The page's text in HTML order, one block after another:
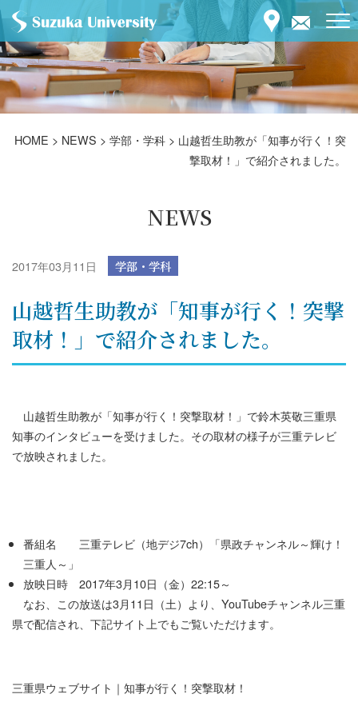
HOME > NEWS > 学部・学科 > 山越哲生助教が「知事が行く！突
撃取材！」で紹介されました。
NEWS
2017年03月11日 学部・学科
山越哲生助教が「知事が行く！突撃
取材！」で紹介されました。
山越哲生助教が「知事が行く！突撃取材！」で鈴木英敬三重県
知事のインタビューを受けました。その取材の様子が三重テレビ
で放映されました。
番組名 三重テレビ（地デジ7ch）「県政チャンネル～輝け！
三重人～」
放映日時 2017年3月10日（金）22:15～
なお、この放送は3月11日（土）より、 YouTubeチャンネル三重
県で配信され、下記サイト上でもご覧いただけます。
三重県ウェブサイト｜知事が行く！突撃取材！